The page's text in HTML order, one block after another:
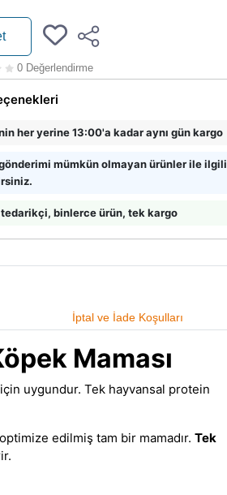
0 Değerlendirme
her yerine 13:00'a kadar aynı gün kargo
mümkün olmayan ürünler ile ilgili
binlerce ürün, tek kargo
İptal ve İade Koşulları
Maması
uygundur. Tek hayvansal protein
edilmiş tam bir mamadır. Tek